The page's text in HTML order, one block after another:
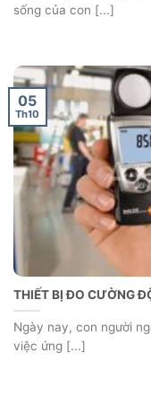
sống của con [...]
THIẾT BỊ ĐO CƯỜNG
Ngày nay, con người
việc ứng [...]
05
Th10